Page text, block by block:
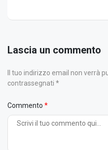
Lascia un commento
Il tuo indirizzo email non verrà
contrassegnati *
Commento